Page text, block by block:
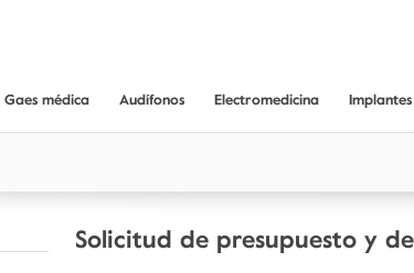
Gaes médica
¿Dónde encontrarnos?
Audífonos Electromedicina
Equipos Audiología
Equipos Consulta
Implantes Cocleares
App ORL guide
Solicitud de presupuesto y